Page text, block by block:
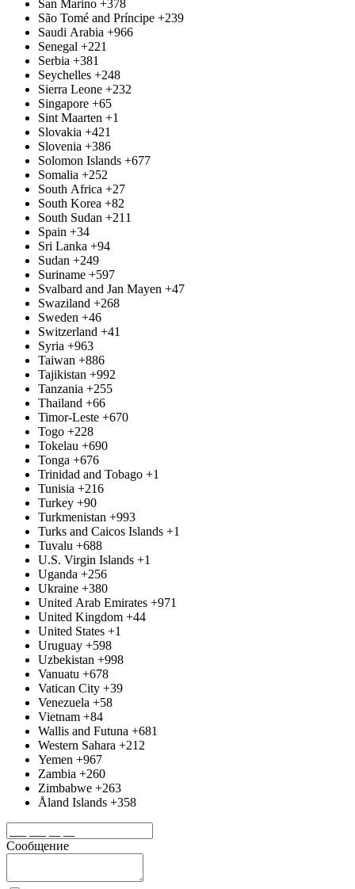
San Marino +378
São Tomé and Príncipe +239
Saudi Arabia +966
Senegal +221
Serbia +381
Seychelles +248
Sierra Leone +232
Singapore +65
Sint Maarten +1
Slovakia +421
Slovenia +386
Solomon Islands +677
Somalia +252
South Africa +27
South Korea +82
South Sudan +211
Spain +34
Sri Lanka +94
Sudan +249
Suriname +597
Svalbard and Jan Mayen +47
Swaziland +268
Sweden +46
Switzerland +41
Syria +963
Taiwan +886
Tajikistan +992
Tanzania +255
Thailand +66
Timor-Leste +670
Togo +228
Tokelau +690
Tonga +676
Trinidad and Tobago +1
Tunisia +216
Turkey +90
Turkmenistan +993
Turks and Caicos Islands +1
Tuvalu +688
U.S. Virgin Islands +1
Uganda +256
Ukraine +380
United Arab Emirates +971
United Kingdom +44
United States +1
Uruguay +598
Uzbekistan +998
Vanuatu +678
Vatican City +39
Venezuela +58
Vietnam +84
Wallis and Futuna +681
Western Sahara +212
Yemen +967
Zambia +260
Zimbabwe +263
Åland Islands +358
Сообщение